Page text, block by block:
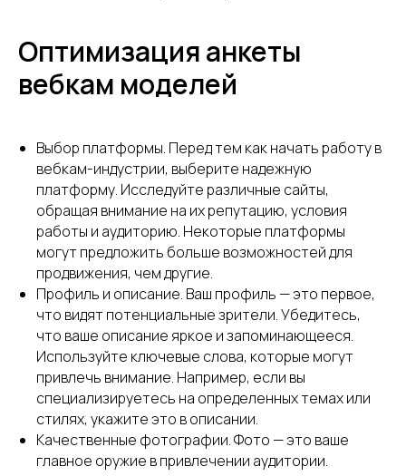
Оптимизация анкеты
вебкам моделей
Выбор платформы. Перед тем как начать работу в
вебкам-индустрии, выберите надежную
платформу. Исследуйте различные сайты,
обращая внимание на их репутацию, условия
работы и аудиторию. Некоторые платформы
могут предложить больше возможностей для
продвижения, чем другие.
Профиль и описание. Ваш профиль — это первое,
что видят потенциальные зрители. Убедитесь,
что ваше описание яркое и запоминающееся.
Используйте ключевые слова, которые могут
привлечь внимание. Например, если вы
специализируетесь на определенных темах или
стилях, укажите это в описании.
Качественные фотографии. Фото — это ваше
главное оружие в привлечении аудитории.